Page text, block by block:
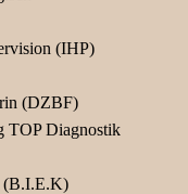
(IHP)
(DZBF)
TOP Diagnostik
(B.I.E.K)